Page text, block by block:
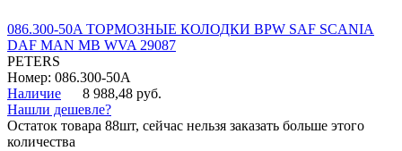
086.300-50A ТОРМОЗНЫЕ КОЛОДКИ BPW SAF SCANIA
DAF MAN MB WVA 29087
PETERS
Номер: 086.300-50A
Наличие
8 988,48 руб.
Нашли дешевле?
Остаток товара 88шт, сейчас нельзя заказать больше этого
количества